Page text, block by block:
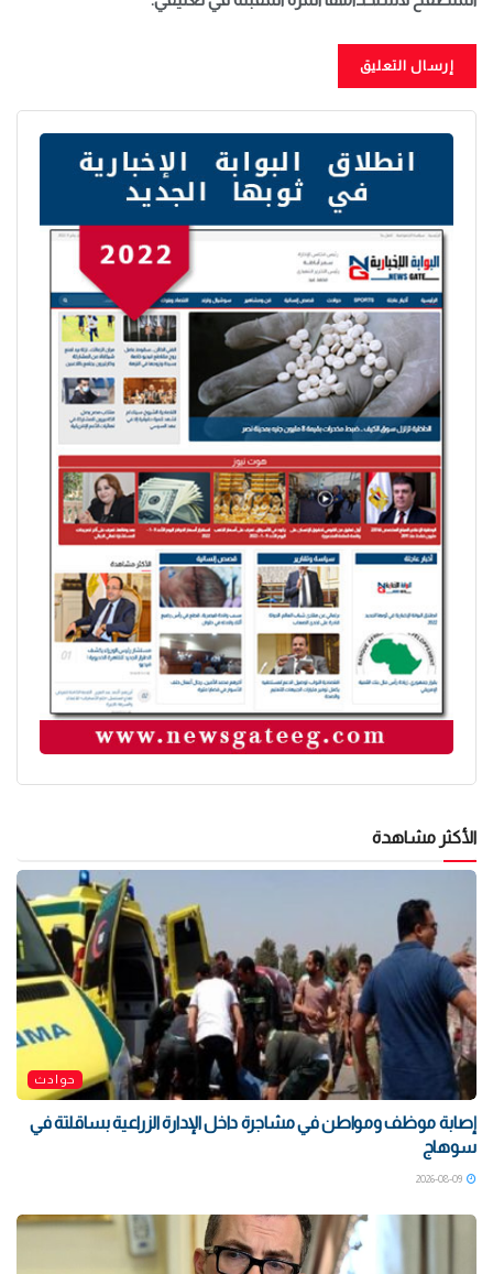
الأكثر مشاهدة
حوادث
إصابة موظف ومواطن في مشاجرة داخل الإدارة الزراعية بساقلتة في
سوهاج